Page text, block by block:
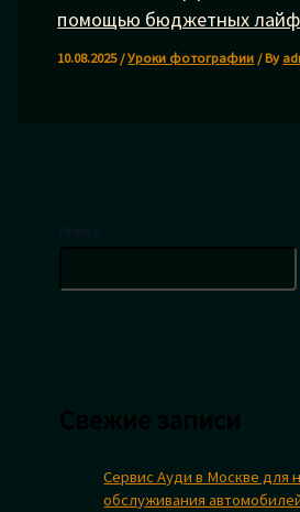
помощью бюджетных
10.08.2025/Уроки фотографии / By
Сервис Ауди в Москве для
обслуживания